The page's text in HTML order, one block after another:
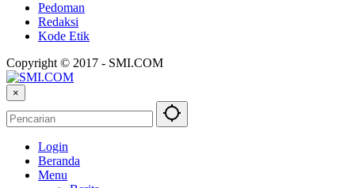
Pedoman
Redaksi
Kode Etik
Copyright © 2017 - SMI.COM
×
Login
Beranda
Menu